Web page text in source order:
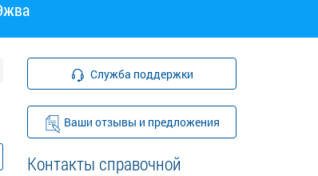
Служба поддержки
Ваши отзывы и предложения
Контакты справочной